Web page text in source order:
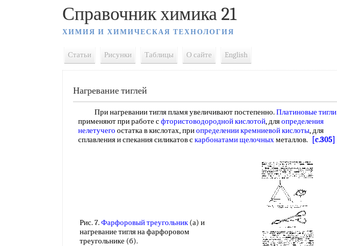
Справочник химика 21
ХИМИЯ И ХИМИЧЕСКАЯ ТЕХНОЛОГИЯ
Статьи Рисунки Таблицы О сайте English
Нагревание тиглей
При нагревании тигля пламя увеличивают постепенно.Платиновые тигли
применяют при работе сфтористоводородной кислотой, дляопределения
нелетучего остатка в кислотах, приопределении кремниевой кислоты, для
сплавления и спекания силикатов скарбонатами щелочныхметаллов. [c.305]
Рис. 7.Фарфоровый треугольник(а) и
нагревание тигля на фарфоровом
треугольнике (б).